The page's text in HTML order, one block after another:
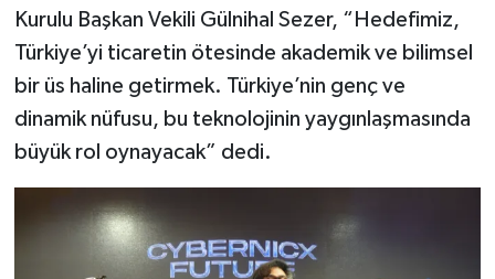
Kurulu Başkan Vekili Gülnihal Sezer, “Hedefimiz,
Türkiye’yi ticaretin ötesinde akademik ve bilimsel
bir üs haline getirmek. Türkiye’nin genç ve
dinamik nüfusu, bu teknolojinin yaygınlaşmasında
büyük rol oynayacak” dedi.